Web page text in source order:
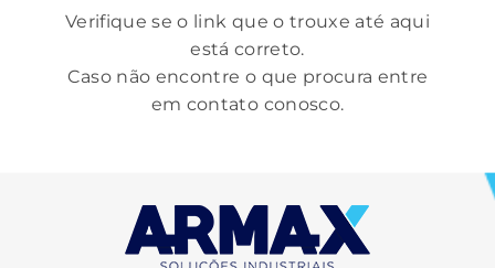
Verifique se o link que o trouxe até aqui
está correto.
Caso não encontre o que procura entre
em contato conosco.